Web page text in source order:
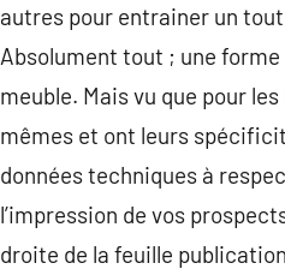
autres pour entrainer un
Absolument tout ; une
meuble. Mais vu que pour
mêmes et ont leurs
données techniques à
l’impression de vos
droite de la feuille